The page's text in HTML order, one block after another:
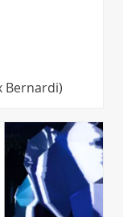
Bernardi)